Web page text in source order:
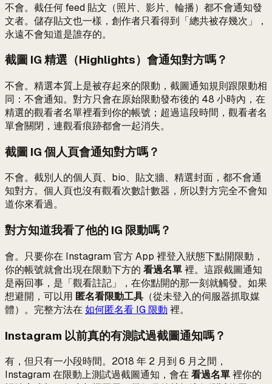
不會。截任何 feed 貼文（照片、影片、輪播）都不會通知發
文者。儲存貼文也一樣，創作者只看得到「總共被存幾次」，
永遠不會知道是誰存的。
截圖 IG 精選（Highlights）會通知對方嗎？
不會。精選本質上是被存起來的限動，截圖通知規則跟限動相
同：不會通知。對方只會在原始限動發布後的 48 小時內，在
精選的觀看者名單裡看到你的帳號；超過這段時間，觀看者名
單會關閉，連觀看痕跡都會一起消失。
截圖 IG 個人頁會通知對方嗎？
不會。截別人的個人頁、bio、貼文牆、精選封面，都不會通
知對方。個人頁也沒有觀看次數計數器，所以對方完全不會知
道你來看過。
對方知道我看了他的 IG 限動嗎？
會。只要你在 Instagram 官方 App 裡登入狀態下點開限動，
你的帳號就會出現在限動下方的 看過名單裡。這跟截圖通知
是兩回事，是「觀看註記」，在你點開的那一刻就觸發。如果
想避開，可以用 匿名看限動工具 （從未登入的伺服器抓取媒
體）。完整方法在 如何匿名看 IG 限動 裡。
Instagram 以前真的有測試過截圖通知嗎？
有，但只有一小段時間。2018 年 2 月到 6 月之間，
Instagram 在限動上測試過截圖通知，會在看過名單裡你的